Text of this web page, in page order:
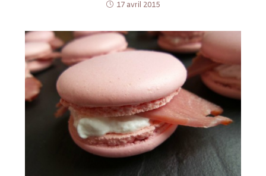
17 avril 2015